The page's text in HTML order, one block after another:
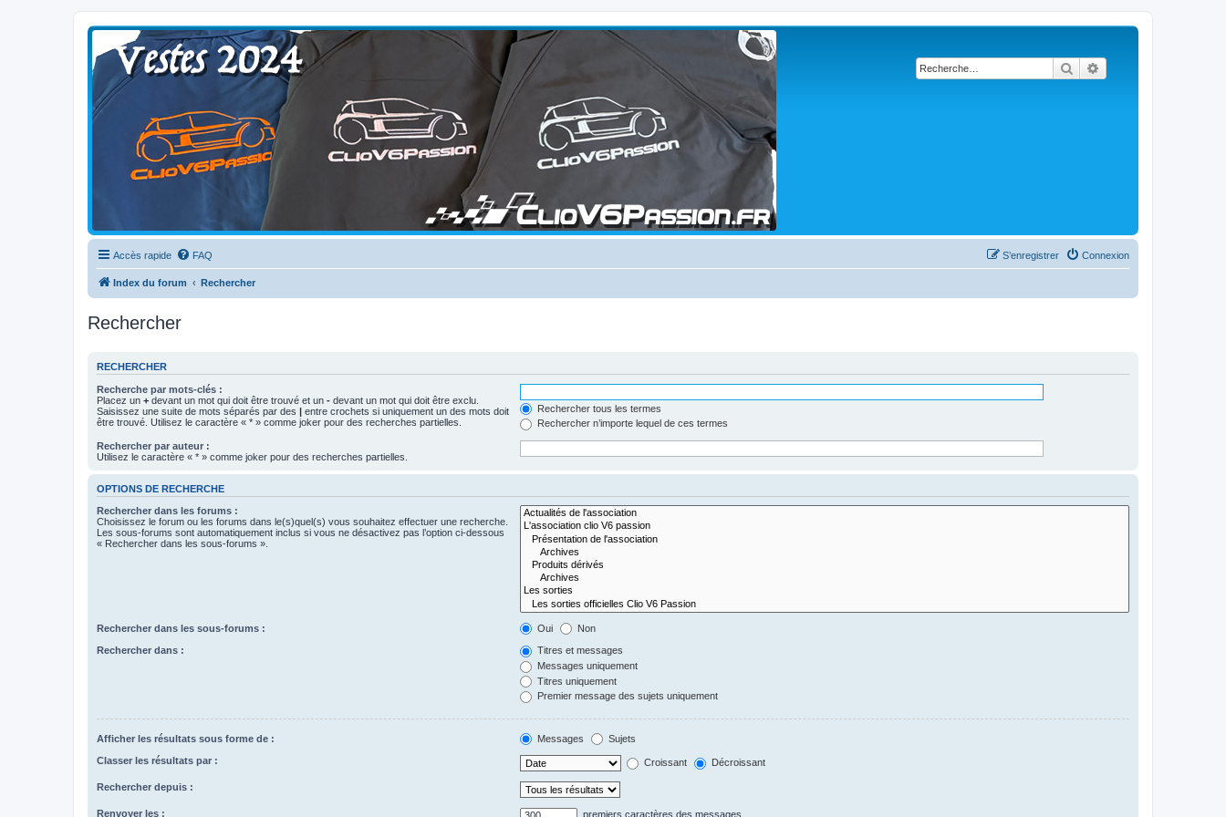
Rechercher
Clio V6 Passion
Le site français des passionnés de Clio V6
Accès rapide FAQ Connexion
S’enregistrer
Index du forum Rechercher
Rechercher
RECHERCHER
Recherche par mots-clés :
Placez un + devant un mot qui doit être trouvé et un - devant un mot qui doit être exclu.
Saisissez une suite de mots séparés par des | entre crochets si uniquement un des mots doit
être trouvé. Utilisez le caractère « * » comme joker pour des recherches partielles.
Rechercher tous les termes
Rechercher n’importe lequel de ces termes
Rechercher par auteur :
Utilisez le caractère « * » comme joker pour des recherches partielles.
OPTIONS DE RECHERCHE
Rechercher dans les forums :
Choisissez le forum ou les forums dans le(s)quel(s) vous souhaitez effectuer une recherche.
Les sous-forums sont automatiquement inclus si vous ne désactivez pas l’option ci-dessous
« Rechercher dans les sous-forums ».
Rechercher dans les sous-forums : Oui Non
Rechercher dans :
Titres et messages
Messages uniquement
Titres uniquement
Premier message des sujets uniquement
Afficher les résultats sous forme de : Messages Sujets
Classer les résultats par : Croissant Décroissant
Rechercher depuis :
Renvoyer les : premiers caractères des messages